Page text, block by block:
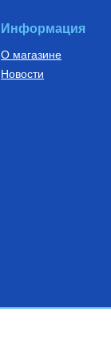
Информация
О магазине
Новости